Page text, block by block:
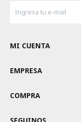
MI CUENTA
EMPRESA
COMPRA